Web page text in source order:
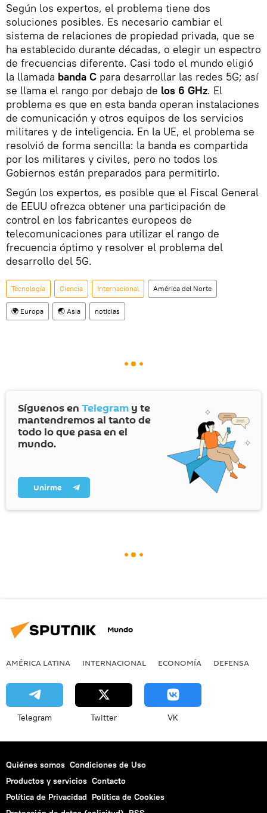
Según los expertos, el problema tiene dos
soluciones posibles. Es necesario cambiar el
sistema de relaciones de propiedad privada, que se
ha establecido durante décadas, o elegir un espectro
de frecuencias diferente. Casi todo el mundo eligió
la llamada banda C para desarrollar las redes 5G; así
se llama el rango por debajo de los 6 GHz. El
problema es que en esta banda operan instalaciones
de comunicación y otros equipos de los servicios
militares y de inteligencia. En la UE, el problema se
resolvió de forma sencilla: la banda es compartida
por los militares y civiles, pero no todos los
Gobiernos están preparados para permitirlo.
Según los expertos, es posible que el Fiscal General
de EEUU ofrezca obtener una participación de
control en los fabricantes europeos de
telecomunicaciones para utilizar el rango de
frecuencia óptimo y resolver el problema del
desarrollo del 5G.
Tecnología Ciencia Internacional América del Norte
🌍 Europa 🌏 Asia noticias
Síguenos en Telegram y te
mantendremos al tanto de
todo lo que pasa en el
mundo.
Unirme
Mundo
AMÉRICA LATINA INTERNACIONAL ECONOMÍA DEFENSA
Telegram Twitter VK
Quiénes somos Condiciones de Uso
Productos y servicios Contacto
Política de Privacidad Politica de Cookies